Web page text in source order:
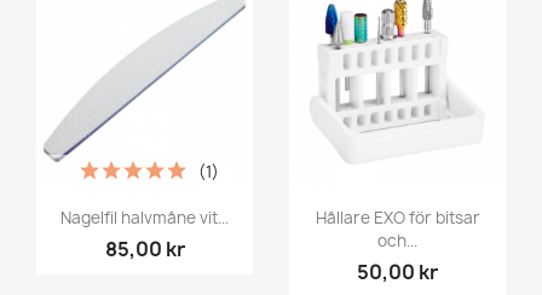
Nagelfil halvmåne vit...
85,00 kr
(1)
Hållare EXO för bitsar
och...
50,00 kr